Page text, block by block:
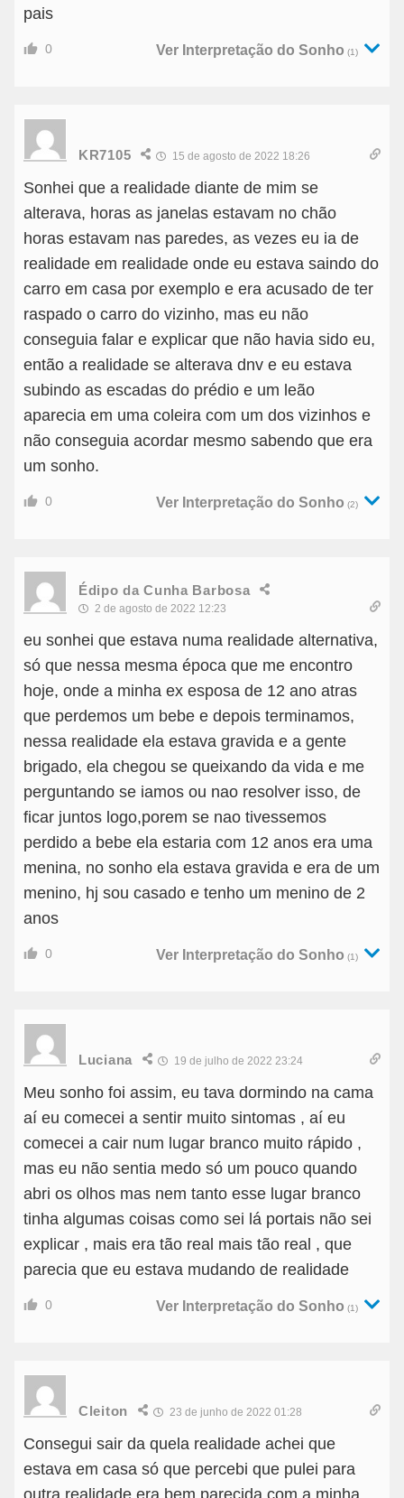
pais
0 Ver Interpretação do Sonho (1)
KR7105 15 de agosto de 2022 18:26
Sonhei que a realidade diante de mim se
alterava, horas as janelas estavam no chão
horas estavam nas paredes, as vezes eu ia de
realidade em realidade onde eu estava saindo do
carro em casa por exemplo e era acusado de ter
raspado o carro do vizinho, mas eu não
conseguia falar e explicar que não havia sido eu,
então a realidade se alterava dnv e eu estava
subindo as escadas do prédio e um leão
aparecia em uma coleira com um dos vizinhos e
não conseguia acordar mesmo sabendo que era
um sonho.
0 Ver Interpretação do Sonho (2)
Édipo da Cunha Barbosa
2 de agosto de 2022 12:23
eu sonhei que estava numa realidade alternativa,
só que nessa mesma época que me encontro
hoje, onde a minha ex esposa de 12 ano atras
que perdemos um bebe e depois terminamos,
nessa realidade ela estava gravida e a gente
brigado, ela chegou se queixando da vida e me
perguntando se iamos ou nao resolver isso, de
ficar juntos logo,porem se nao tivessemos
perdido a bebe ela estaria com 12 anos era uma
menina, no sonho ela estava gravida e era de um
menino, hj sou casado e tenho um menino de 2
anos
0 Ver Interpretação do Sonho (1)
Luciana 19 de julho de 2022 23:24
Meu sonho foi assim, eu tava dormindo na cama
aí eu comecei a sentir muito sintomas , aí eu
comecei a cair num lugar branco muito rápido ,
mas eu não sentia medo só um pouco quando
abri os olhos mas nem tanto esse lugar branco
tinha algumas coisas como sei lá portais não sei
explicar , mais era tão real mais tão real , que
parecia que eu estava mudando de realidade
0 Ver Interpretação do Sonho (1)
Cleiton 23 de junho de 2022 01:28
Consegui sair da quela realidade achei que
estava em casa só que percebi que pulei para